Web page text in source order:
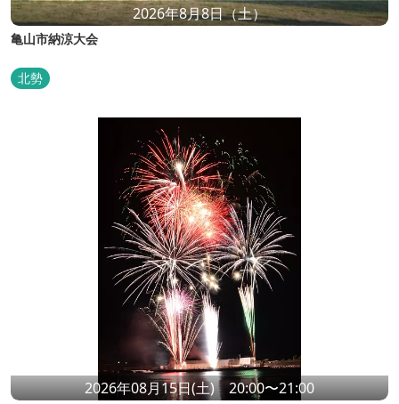
2026年8月8日（土）
亀山市納涼大会
北勢
2026年08月15日(土) 20:00〜21:00